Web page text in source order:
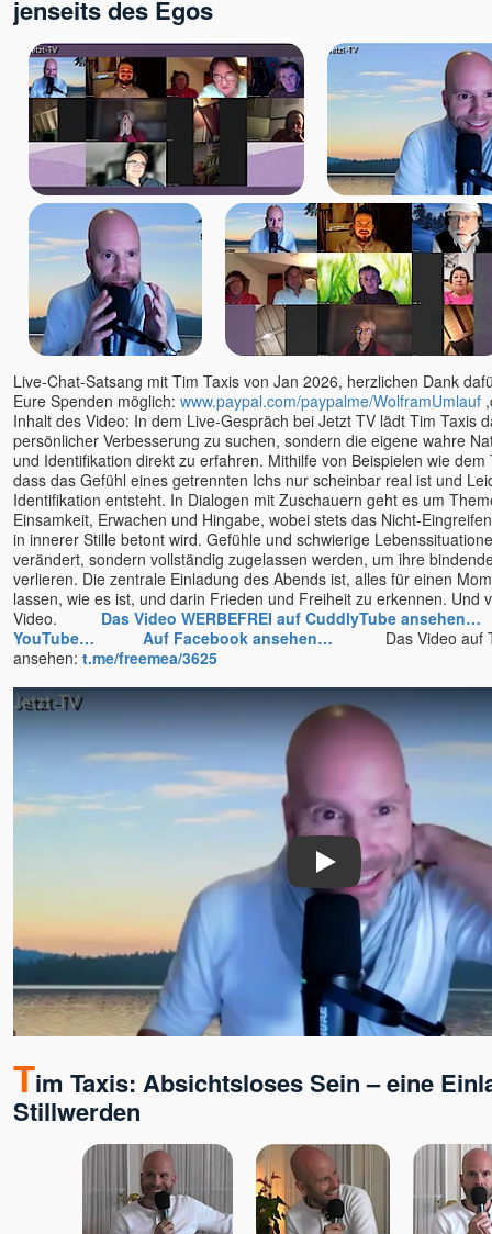
jenseits des Egos
Live-Chat-Satsang mit Tim Taxis von Jan 2026, herzlichen Dank
Eure Spenden möglich: www.paypal.com/paypalme/WolframUmlauf
Inhalt des Video: In dem Live-Gespräch bei Jetzt TV lädt Tim Taxis
persönlicher Verbesserung zu suchen, sondern die eigene wahre
und Identifikation direkt zu erfahren. Mithilfe von Beispielen wie dem
dass das Gefühl eines getrennten Ichs nur scheinbar real ist und
Identifikation entsteht. In Dialogen mit Zuschauern geht es um
Einsamkeit, Erwachen und Hingabe, wobei stets das Nicht-
in innerer Stille betont wird. Gefühle und schwierige
verändert, sondern vollständig zugelassen werden, um ihre
verlieren. Die zentrale Einladung des Abends ist, alles für einen
lassen, wie es ist, und darin Frieden und Freiheit zu erkennen. Und
Video. Das Video WERBEFREI auf CuddlyTube ansehen…
YouTube…
Auf Facebook ansehen… Das Video auf
ansehen: t.me/freemea/3625
Play
Tim Taxis: Absichtsloses Sein – eine
Stillwerden